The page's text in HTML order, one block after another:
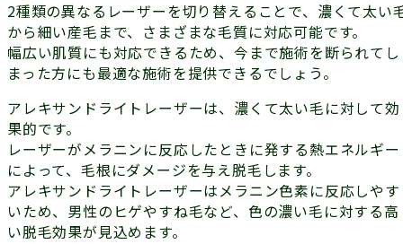
2種類の異なるレーザーを切り替えることで、濃くて太い
から細い産毛まで、さまざまな毛質に対応可能です。
幅広い肌質にも対応できるため、今まで施術を断られてし
まった方にも最適な施術を提供できるでしょう。
アレキサンドライトレーザーは、 濃くて太い毛に対して効
果的です。
レーザーがメラニンに反応したときに発する熱エネルギー
によって、毛根にダメージを与え脱毛します。
アレキサンドライトレーザーはメラニン色素に反応しやす
いため、男性のヒゲやすね毛など、色の濃い毛に対する高
い脱毛効果が見込めます。